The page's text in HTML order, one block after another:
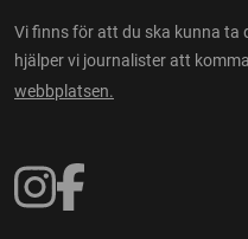
Vi finns för att du ska kunna ta
hjälper vi journalister att
webbplatsen.